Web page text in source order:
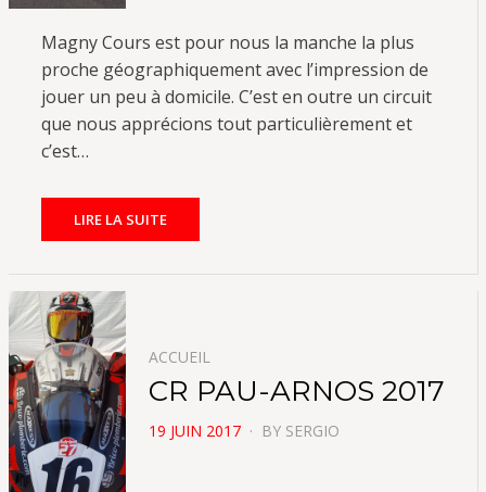
Magny Cours est pour nous la manche la plus
proche géographiquement avec l’impression de
jouer un peu à domicile. C’est en outre un circuit
que nous apprécions tout particulièrement et
c’est…
LIRE LA SUITE
ACCUEIL
CR PAU-ARNOS 2017
POSTED
19 JUIN 2017 BY SERGIO